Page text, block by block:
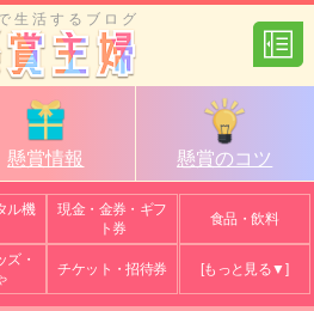
生活するブログ
懸賞情報 懸賞のコツ
ル機
現金・金券・ギフ
ト券
食品・飲料
ズ・
チケット・招待券 [もっと見る▼]